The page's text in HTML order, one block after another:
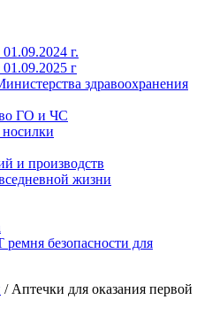
г.
г
здравоохранения
ГО и ЧС
носилки
и производств
жизни
безопасности для
/ Аптечки для оказания первой